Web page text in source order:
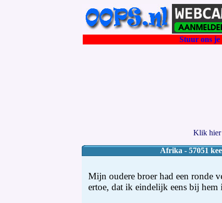
Stuur ons
Klik hier
Afrika - 57051
Mijn oudere broer had een ronde
ertoe, dat ik eindelijk eens bij